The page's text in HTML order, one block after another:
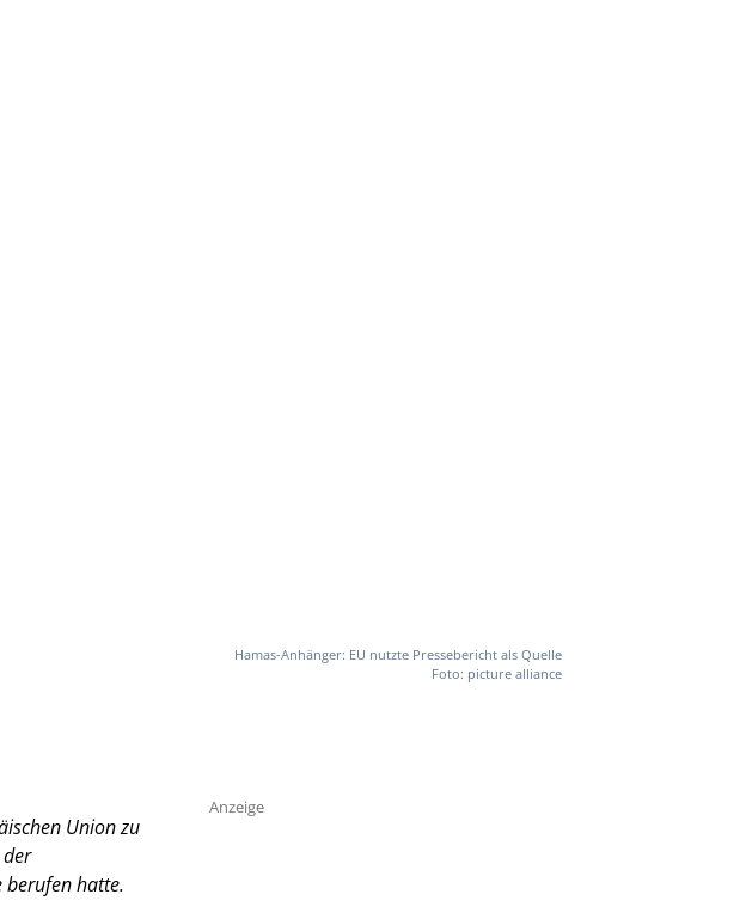
Union zu
hatte.
Hamas-Anhänger: EU nutzte Pressebericht als Quelle
Foto: picture alliance
Anzeige